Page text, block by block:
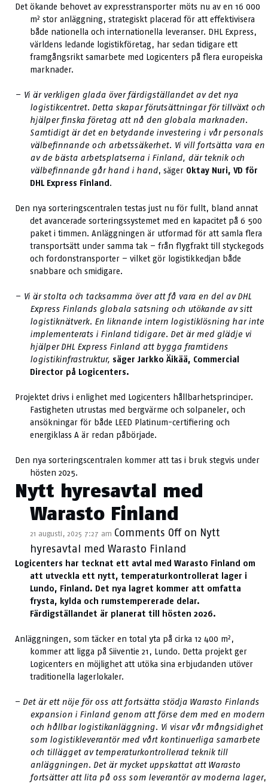
Det ökande behovet av expresstransporter möts nu av en 16 000
m² stor anläggning, strategiskt placerad för att effektivisera
både nationella och internationella leveranser. DHL Express,
världens ledande logistikföretag, har sedan tidigare ett
framgångsrikt samarbete med Logicenters på flera europeiska
marknader.
– Vi är verkligen glada över färdigställandet av det nya
logistikcentret. Detta skapar förutsättningar för tillväxt och
hjälper finska företag att nå den globala marknaden.
Samtidigt är det en betydande investering i vår personals
välbefinnande och arbetssäkerhet. Vi vill fortsätta vara en
av de bästa arbetsplatserna i Finland, där teknik och
välbefinnande går hand i hand, säger Oktay Nuri, VD för
DHL Express Finland.
Den nya sorteringscentralen testas just nu för fullt, bland annat
det avancerade sorteringssystemet med en kapacitet på 6 500
paket i timmen. Anläggningen är utformad för att samla flera
transportsätt under samma tak – från flygfrakt till styckegods
och fordonstransporter – vilket gör logistikkedjan både
snabbare och smidigare.
– Vi är stolta och tacksamma över att få vara en del av DHL
Express Finlands globala satsning och utökande av sitt
logistiknätverk. En liknande intern logistiklösning har inte
implementerats i Finland tidigare. Det är med glädje vi
hjälper DHL Express Finland att bygga framtidens
logistikinfrastruktur, säger Jarkko Äikää, Commercial
Director på Logicenters.
Projektet drivs i enlighet med Logicenters hållbarhetsprinciper.
Fastigheten utrustas med bergvärme och solpaneler, och
ansökningar för både LEED Platinum-certifiering och
energiklass A är redan påbörjade.
Den nya sorteringscentralen kommer att tas i bruk stegvis under
hösten 2025.
Nytt hyresavtal med
Warasto Finland
21 augusti, 2025 7:27 am Comments Offon Nytt
hyresavtal med Warasto Finland
Logicenters har tecknat ett avtal med Warasto Finland om
att utveckla ett nytt, temperaturkontrollerat lager i
Lundo, Finland. Det nya lagret kommer att omfatta
frysta, kylda och rumstempererade delar.
Färdigställandet är planerat till hösten 2026.
Anläggningen, som täcker en total yta på cirka 12 400 m²,
kommer att ligga på Siiventie 21, Lundo. Detta projekt ger
Logicenters en möjlighet att utöka sina erbjudanden utöver
traditionella lagerlokaler.
– Det är ett nöje för oss att fortsätta stödja Warasto Finlands
expansion i Finland genom att förse dem med en modern
och hållbar logistikanläggning. Vi visar vår mångsidighet
som logistikleverantör med vårt kontinuerliga samarbete
och tillägget av temperaturkontrollerad teknik till
anläggningen. Det är mycket uppskattat att Warasto
fortsätter att lita på oss som leverantör av moderna lager,